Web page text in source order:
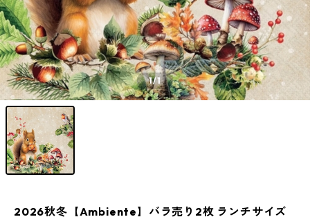
1/1
2026秋冬【Ambiente】バラ売り2枚 ランチサイズ